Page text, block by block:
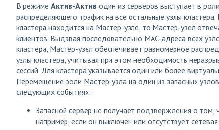
В режиме Актив-Актив один из серверов выступает в
распределяющего трафик на все остальные узлы кластера.
кластера находится на Мастер-узле, то Мастер-узел
клиентов. Выдавая последовательно MAC-адреса всех
кластера, Мастер-узел обеспечивает равномерное
узлы кластера, учитывая при этом необходимость
сессий. Для кластера указывается один или более
Перемещение роли Мастер-узла на один из запасных
следующих событиях:
Запасной сервер не получает подтверждения о том,
например, если он выключен или отсутствует